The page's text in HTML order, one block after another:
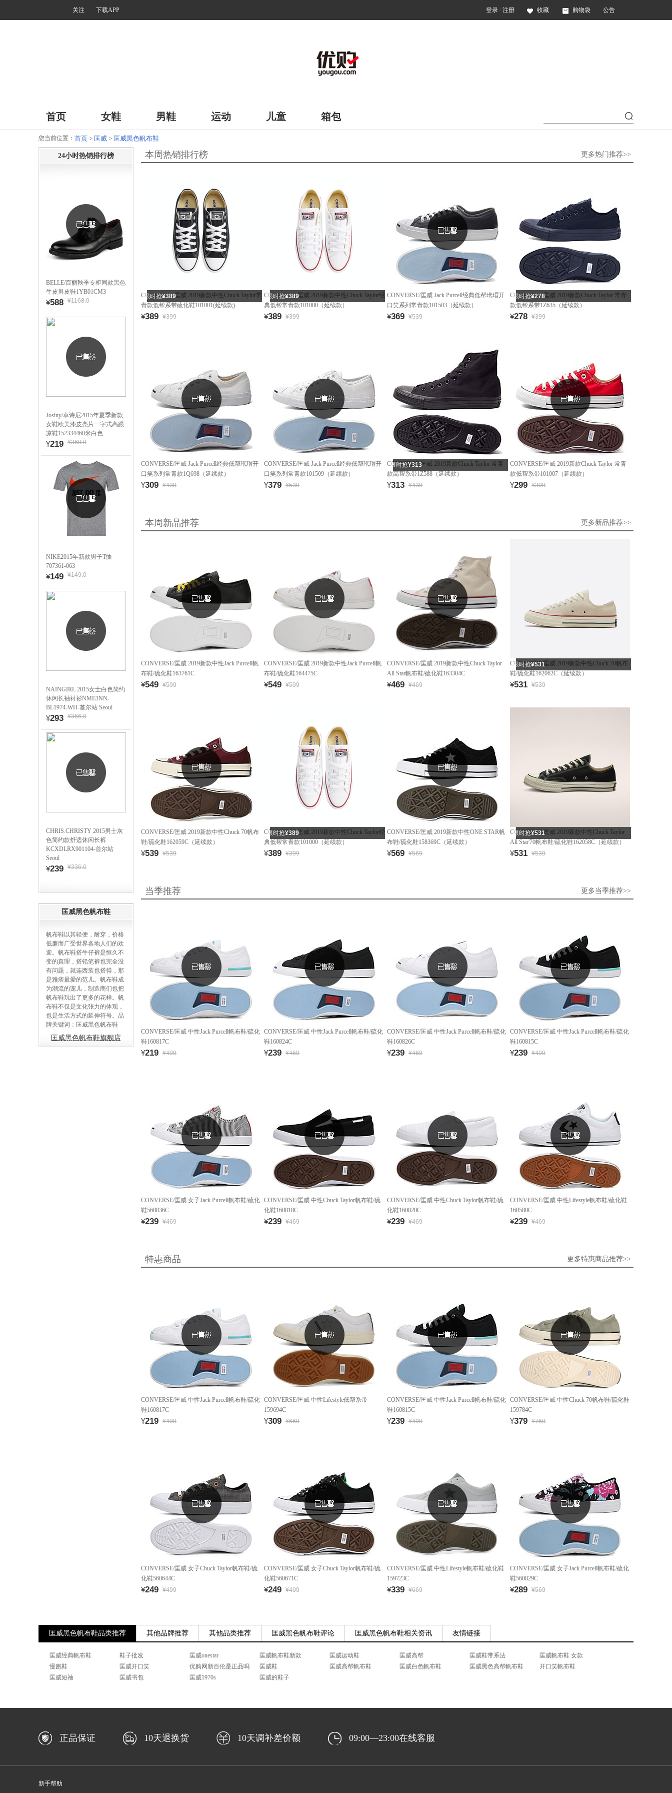
关注 下载APP 登录 / 注册 收藏 购物袋 公告
首页 女鞋 男鞋 运动 儿童 箱包
您当前位置： 首页 > 匡威 > 匡威黑色帆布鞋
24小时热销排行榜
BELLE/百丽秋季专柜同款黑色
牛皮男皮鞋1YB01CM3
¥588 ¥1168.0
Josiny/卓诗尼2015年夏季新款
女鞋欧美漆皮亮片一字式高跟
凉鞋152334460米白色
¥219 ¥369.0
NIKE2015年新款男子T恤
707361-063
¥149 ¥149.0
NAINGIRL 2015女士白色简约
休闲长袖衬衫NME3NN-
BL1974-WH-首尔站 Seoul
¥293 ¥366.0
CHRIS.CHRISTY 2015男士灰
色简约款舒适休闲长裤
KCXDLRX901104-首尔站
Seoul
¥239 ¥336.0
匡威黑色帆布鞋
帆布鞋以其轻便，耐穿，价格
低廉而广受世界各地人们的欢
迎。帆布鞋搭牛仔裤是恒久不
变的真理，搭铅笔裤也完全没
有问题，就连西装也搭得，那
是雅痞最爱的范儿。帆布鞋成
为潮流的宠儿，制造商们也把
帆布鞋玩出了更多的花样。帆
布鞋不仅是文化张力的体现，
也是生活方式的延伸符号。品
牌关键词：匡威黑色帆布鞋
匡威黑色帆布鞋旗舰店
本周热销排行榜 更多热门推荐>>
限时抢¥389
CONVERSE/匡威 2019新款中性Chuck Taylor常
青款低帮系带硫化鞋101001(延续款)
¥389 ¥399
限时抢¥389
CONVERSE/匡威 2019新款中性Chuck Taylor经
典低帮常青款101000（延续款）
¥389 ¥399
CONVERSE/匡威 Jack Purcell经典低帮玳瑁开
口笑系列常青款101503（延续款）
¥369 ¥539
限时抢¥278
CONVERSE/匡威 2019新款Chuck Taylor 常青
款低帮系带1Z635（延续款）
¥278 ¥399
CONVERSE/匡威 Jack Purcell经典低帮玳瑁开
口笑系列常青款1Q698（延续款）
¥309 ¥439
CONVERSE/匡威 Jack Purcell经典低帮玳瑁开
口笑系列常青款101509（延续款）
¥379 ¥539
限时抢¥313
CONVERSE/匡威 2019新款Chuck Taylor 常青
款高帮系带1Z588（延续款）
¥313 ¥439
CONVERSE/匡威 2019新款Chuck Taylor 常青
款低帮系带101007（延续款）
¥299 ¥399
本周新品推荐 更多新品推荐>>
CONVERSE/匡威 2019新款中性Jack Purcell帆
布鞋/硫化鞋163761C
¥549 ¥599
CONVERSE/匡威 2019新款中性Jack Purcell帆
布鞋/硫化鞋164475C
¥549 ¥599
CONVERSE/匡威 2019新款中性Chuck Taylor
All Star帆布鞋/硫化鞋163304C
¥469 ¥469
限时抢¥531
CONVERSE/匡威 2019新款中性Chuck 70帆布
鞋/硫化鞋162062C（延续款）
¥531 ¥539
CONVERSE/匡威 2019新款中性Chuck 70帆布
鞋/硫化鞋162059C（延续款）
¥539 ¥539
限时抢¥389
CONVERSE/匡威 2019新款中性Chuck Taylor经
典低帮常青款101000（延续款）
¥389 ¥399
CONVERSE/匡威 2019新款中性ONE STAR帆
布鞋/硫化鞋158369C（延续款）
¥569 ¥569
限时抢¥531
CONVERSE/匡威 2019新款中性Chuck Taylor
All Star'70帆布鞋/硫化鞋162058C（延续款）
¥531 ¥539
当季推荐 更多当季推荐>>
CONVERSE/匡威 中性Jack Purcell帆布鞋/硫化
鞋160817C
¥219 ¥499
CONVERSE/匡威 中性Jack Purcell帆布鞋/硫化
鞋160824C
¥239 ¥469
CONVERSE/匡威 中性Jack Purcell帆布鞋/硫化
鞋160826C
¥239 ¥469
CONVERSE/匡威 中性Jack Purcell帆布鞋/硫化
鞋160815C
¥239 ¥499
CONVERSE/匡威 女子Jack Purcell帆布鞋/硫化
鞋560836C
¥239 ¥469
CONVERSE/匡威 中性Chuck Taylor帆布鞋/硫
化鞋160818C
¥239 ¥469
CONVERSE/匡威 中性Chuck Taylor帆布鞋/硫
化鞋160820C
¥239 ¥469
CONVERSE/匡威 中性Lifestyle帆布鞋/硫化鞋
160580C
¥239 ¥469
特惠商品 更多特惠商品推荐>>
CONVERSE/匡威 中性Jack Purcell帆布鞋/硫化
鞋160817C
¥219 ¥499
CONVERSE/匡威 中性Lifestyle低帮系带
159694C
¥309 ¥669
CONVERSE/匡威 中性Jack Purcell帆布鞋/硫化
鞋160815C
¥239 ¥499
CONVERSE/匡威 中性Chuck 70帆布鞋/硫化鞋
159784C
¥379 ¥769
CONVERSE/匡威 女子Chuck Taylor帆布鞋/硫
化鞋560644C
¥249 ¥499
CONVERSE/匡威 女子Chuck Taylor帆布鞋/硫
化鞋560671C
¥249 ¥499
CONVERSE/匡威 中性Lifestyle帆布鞋/硫化鞋
159723C
¥339 ¥669
CONVERSE/匡威 女子Jack Purcell帆布鞋/硫化
鞋560829C
¥289 ¥569
匡威黑色帆布鞋品类推荐 其他品牌推荐 其他品类推荐 匡威黑色帆布鞋评论 匡威黑色帆布鞋相关资讯 友情链接
匡威经典帆布鞋 鞋子批发 匡威onestar 匡威帆布鞋新款 匡威运动鞋 匡威高帮 匡威鞋带系法
匡威帆布鞋 女款
慢跑鞋
匡威开口笑 优购网新百伦是正品吗 匡威鞋 匡威高帮帆布鞋 匡威白色帆布鞋 匡威黑色高帮帆布鞋
开口笑帆布鞋
匡威短袖
匡威书包 匡威1970s 匡威的鞋子
正品保证 10天退换货 10天调补差价额 09:00—23:00在线客服
新手帮助